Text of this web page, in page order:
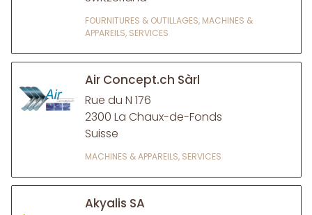
FOURNITURES & OUTILLAGES, MACHINES &
APPAREILS, SERVICES
Air Concept.ch Sàrl
Rue du N 176
2300 La Chaux-de-Fonds
Suisse
MACHINES & APPAREILS, SERVICES
Akyalis SA